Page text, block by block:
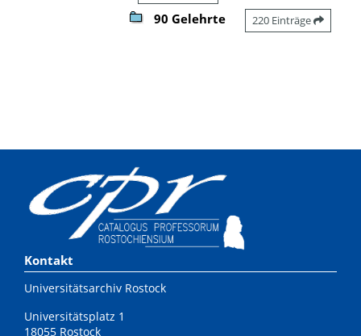
90 Gelehrte 220 Einträge
Kontakt
Universitätsarchiv Rostock
Universitätsplatz 1
18055 Rostock